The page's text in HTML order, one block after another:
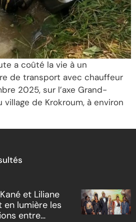
a coûté la vie à un
de transport avec chauffeur
2025, sur l’axe Grand-
village de Krokroum, à environ
et Liliane
lumière les
entre